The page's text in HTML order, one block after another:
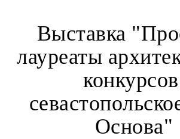
Выставка
лауреаты
Основа"